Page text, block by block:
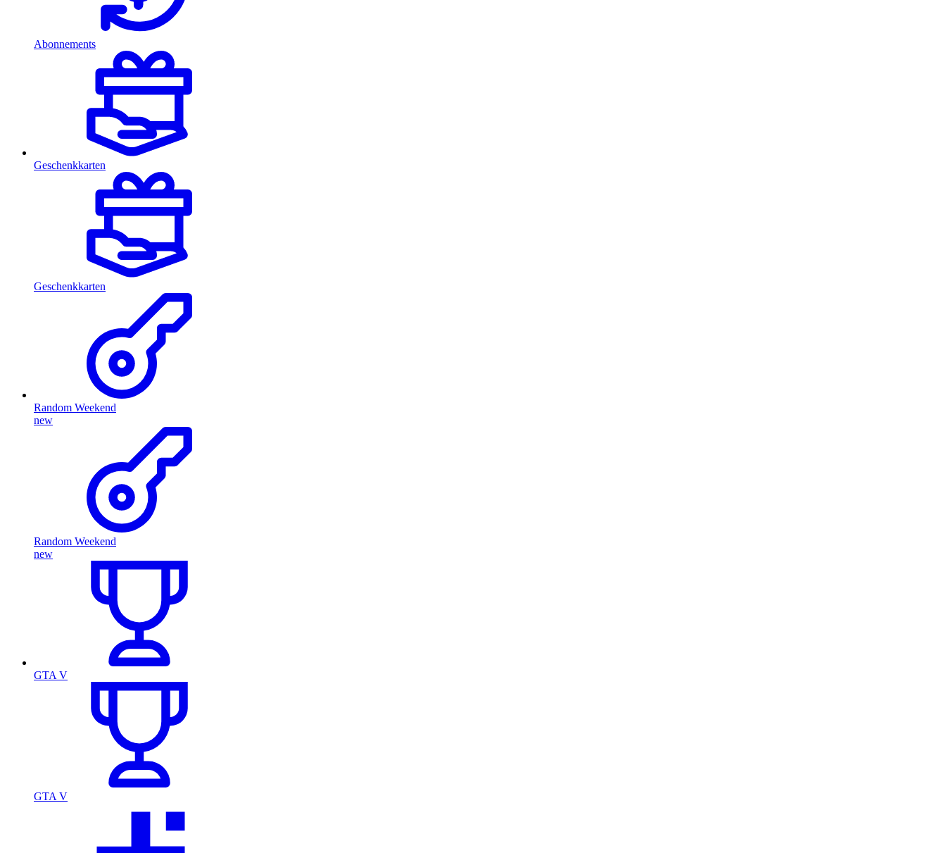
Abonnements
Geschenkkarten
Geschenkkarten
Random Weekend
new
Random Weekend
new
GTA V
GTA V